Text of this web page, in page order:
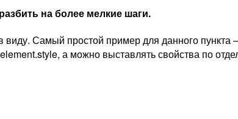
на более мелкие шаги.
Самый простой пример для данного
а можно выставлять свойства по